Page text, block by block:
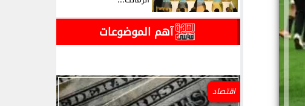
آهم الموضوعات
اقتصاد